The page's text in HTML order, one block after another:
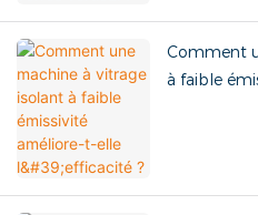
Comment
à faible